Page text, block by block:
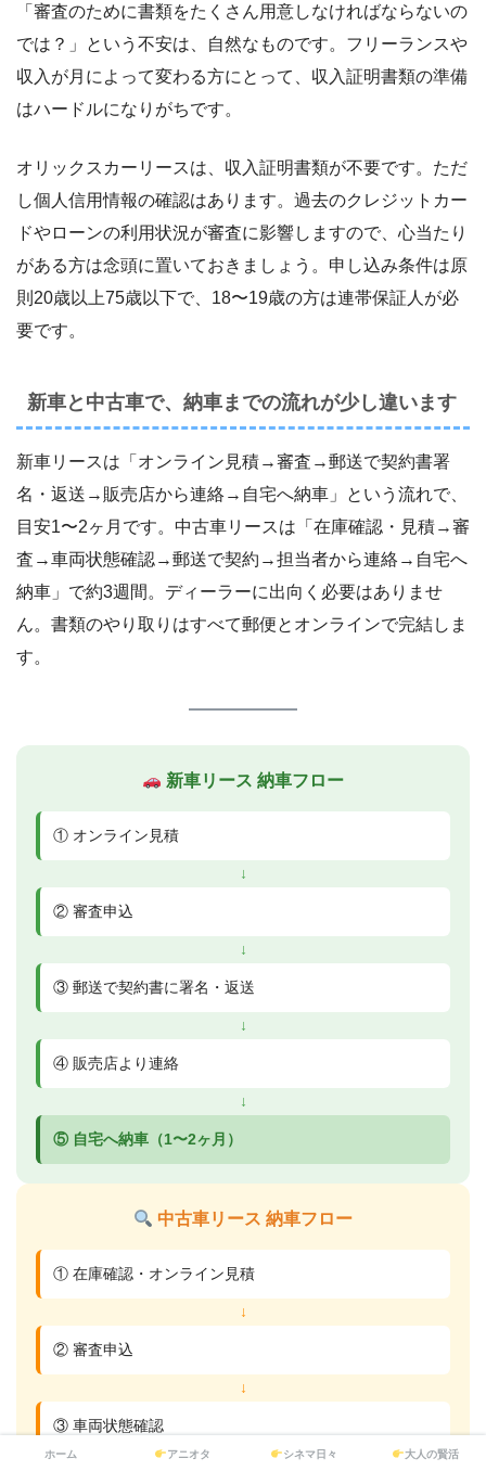
「審査のために書類をたくさん用意しなければならないの
では？」という不安は、自然なものです。フリーランスや
収入が月によって変わる方にとって、収入証明書類の準備
はハードルになりがちです。
オリックスカーリースは、収入証明書類が不要です。ただ
し個人信用情報の確認はあります。過去のクレジットカー
ドやローンの利用状況が審査に影響しますので、心当たり
がある方は念頭に置いておきましょう。申し込み条件は原
則20歳以上75歳以下で、18〜19歳の方は連帯保証人が必
要です。
新車と中古車で、納車までの流れが少し違います
新車リースは「オンライン見積→審査→郵送で契約書署
名・返送→販売店から連絡→自宅へ納車」という流れで、
目安1〜2ヶ月です。中古車リースは「在庫確認・見積→審
査→車両状態確認→郵送で契約→担当者から連絡→自宅へ
納車」で約3週間。ディーラーに出向く必要はありませ
ん。書類のやり取りはすべて郵便とオンラインで完結しま
す。
新車リース 納車フロー
① オンライン見積
↓
② 審査申込
↓
③ 郵送で契約書に署名・返送
↓
④ 販売店より連絡
↓
⑤ 自宅へ納車（1〜2ヶ月）
中古車リース 納車フロー
① 在庫確認・オンライン見積
↓
② 審査申込
↓
③ 車両状態確認
ホーム アニオタ シネマ日々 大人の賢活